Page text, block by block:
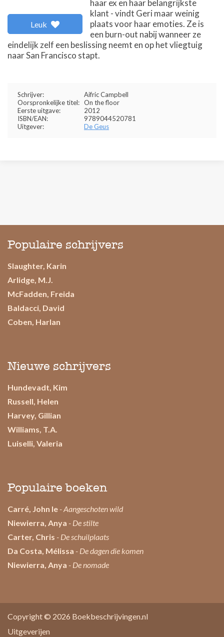
Leuk
haar ex en haar belangrijkste
klant - vindt Geri maar weinig
plaats voor haar emoties. Ze is
een burn-out nabij wanneer ze
eindelijk zelf een beslissing neemt en op het vliegtuig
naar San Francisco stapt.
Schrijver:
Aifric Campbell
Oorspronkelijke titel: On the floor
Eerste uitgave:
2012
ISBN/EAN:
9789044520781
Uitgever:
De Geus
Populaire schrijvers
Slaughter, Karin
Arlidge, M.J.
McFadden, Freida
Baldacci, David
Coben, Harlan
Nieuwe schrijvers
Hundevadt, Kim
Russell, Helen
Harvey, Gillian
Williams, T.A.
Luiselli, Valeria
Populaire boeken
Carré, John le - Aangeschoten wild
Niewierra, Anya - De stilte
Carter, Chris - De schuilplaats
Da Costa, Mélissa - De dagen die komen
Niewierra, Anya - De nomade
Copyright © 2026 Boekbeschrijvingen.nl
Uitgeverijen